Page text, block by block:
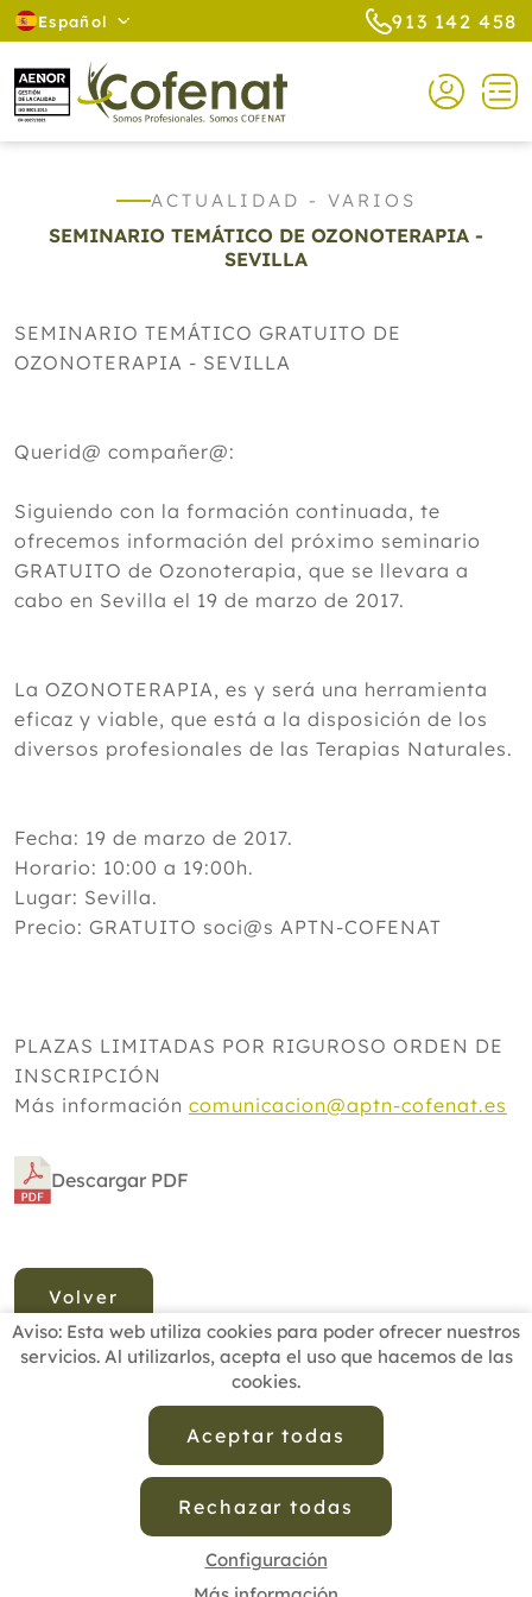
Español 913 142 458
ACTUALIDAD - VARIOS
SEMINARIO TEMÁTICO DE OZONOTERAPIA -
SEVILLA
SEMINARIO TEMÁTICO GRATUITO DE
OZONOTERAPIA - SEVILLA
Querid@ compañer@:
Siguiendo con la formación continuada, te
ofrecemos información del próximo seminario
GRATUITO de Ozonoterapia, que se llevara a
cabo en Sevilla el 19 de marzo de 2017.
La OZONOTERAPIA, es y será una herramienta
eficaz y viable, que está a la disposición de los
diversos profesionales de las Terapias Naturales.
Fecha: 19 de marzo de 2017.
Horario: 10:00 a 19:00h.
Lugar: Sevilla.
Precio: GRATUITO soci@s APTN-COFENAT
PLAZAS LIMITADAS POR RIGUROSO ORDEN DE
INSCRIPCIÓN
Más información comunicacion@aptn-cofenat.es
Descargar PDF
Volver
Aviso: Esta web utiliza cookies para poder ofrecer nuestros
servicios. Al utilizarlos, acepta el uso que hacemos de las
cookies.
Aceptar todas
Rechazar todas
Configuración
BUSCADOR PROFESIONALES
ESCUELAS RECOMENDADAS
CONTACTO
Política de Privacidad de Datos
Política de Calidad
Política de Cookies
Configuración de Cookies